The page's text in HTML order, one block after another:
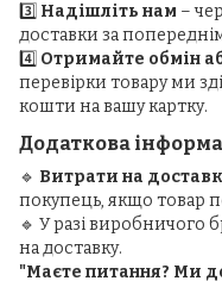
3️⃣ Надішліть нам –
доставки за
4️⃣ Отримайте обмін
перевірки товару ми
кошти на вашу картку.
Додаткова
🔹 Витрати на
покупець, якщо товар
🔹 У разі виробничого
на доставку.
"Маєте питання? Ми